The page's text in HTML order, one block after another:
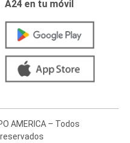
A24 en tu móvil
AMERICA – Todos